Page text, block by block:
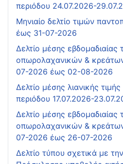
περιόδου 24.07.2026-
Μηνιαίο δελτίο τιμών
έως 31-07-2026
Δελτίο μέσης εβδομαδιαίας
οπωρολαχανικών &
07-2026 έως 02-08-2026
Δελτίο μέσης λιανικής
περιόδου 17.07.2026-
Δελτίο μέσης εβδομαδιαίας
οπωρολαχανικών &
07-2026 έως 26-07-2026
Δελτίο τύπου σχετικά με